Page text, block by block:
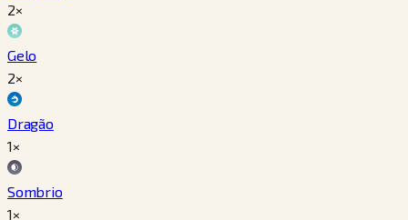
2×
Gelo
2×
Dragão
1×
Sombrio
1×